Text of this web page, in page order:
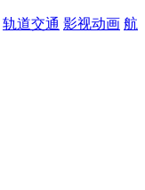
轨道交通 影视动画 航